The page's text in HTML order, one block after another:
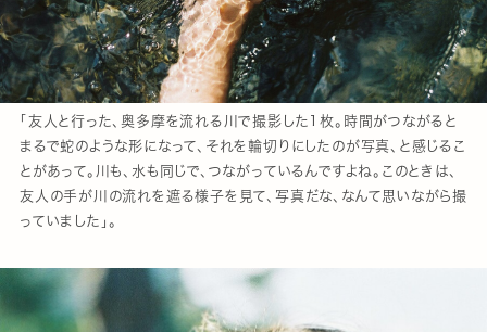
「友人と行った、奥多摩を流れる川で撮影した1枚。時間がつながると
まるで蛇のような形になって、それを輪切りにしたのが写真、と感じるこ
とがあって。川も、水も同じで、つながっているんですよね。このときは、
友人の手が川の流れを遮る様子を見て、写真だな、なんて思いながら撮
っていました」。